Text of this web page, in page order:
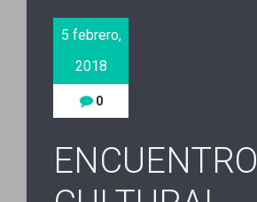
5 febrero,
2018
0
ENCUENTRO